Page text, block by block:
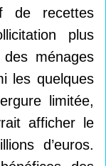
de recettes
plus
ménages
les quelques
limitée,
afficher le
d’euros.